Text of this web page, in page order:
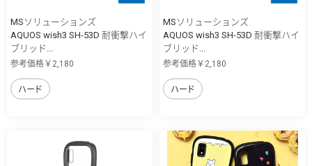
MSソリューションズ
AQUOS wish3 SH-53D 耐衝撃ハイ
ブリッド...
参考価格￥2,180
ハード
MSソリューションズ
AQUOS wish3 SH-53D 耐衝撃ハイ
ブリッド...
参考価格￥2,180
ハード